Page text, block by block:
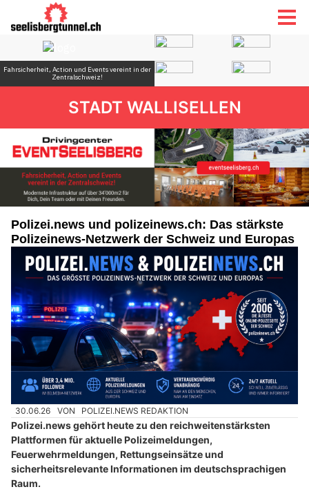
STADT WALLISELLEN
Polizei.news und polizeinews.ch: Das stärkste
Polizeinews-Netzwerk der Schweiz und Europas
30.06.26 VON POLIZEI.NEWS REDAKTION
Polizei.news gehört heute zu den reichweitenstärksten
Plattformen für aktuelle Polizeimeldungen,
Feuerwehrmeldungen, Rettungseinsätze und
sicherheitsrelevante Informationen im deutschsprachigen
Raum.